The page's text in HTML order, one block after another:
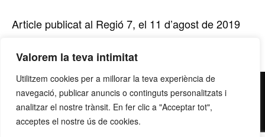
Valorem la teva intimitat
Utilitzem cookies per a millorar la teva experiència de
navegació, publicar anuncis o continguts personalitzats i
analitzar el nostre trànsit. En fer clic a "Acceptar tot",
acceptes el nostre ús de cookies.
Article publicat al Regió 7, el 11 d’agost de 2019
contacte@grupllobet.com| Política de privacitat|Donar-
me de baixa| T. 93 878 80 78 | Ctra. Manresa a Berga km
2,7 | 08272 Sant Fruitós de Bages